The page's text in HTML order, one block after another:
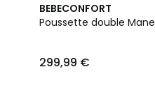
BEBECONFORT
Poussette double Mane
299,99 €
4,7
/ 5